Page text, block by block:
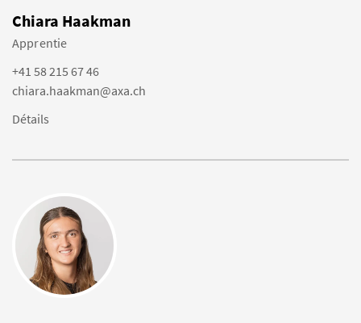
Chiara Haakman
Apprentie
+41 58 215 67 46
chiara.haakman@axa.ch
Détails